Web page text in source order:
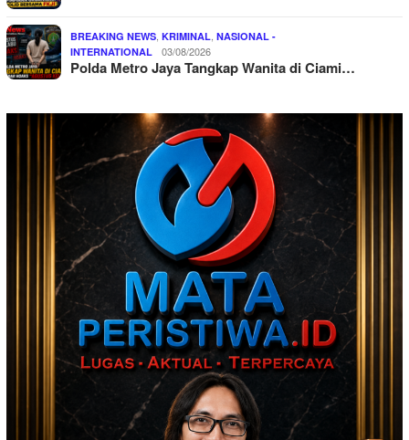
BREAKING NEWS KRIMINAL NASIONAL -
INTERNATIONAL
03/08/2026
Polda Metro Jaya Tangkap Wanita di Ciami…